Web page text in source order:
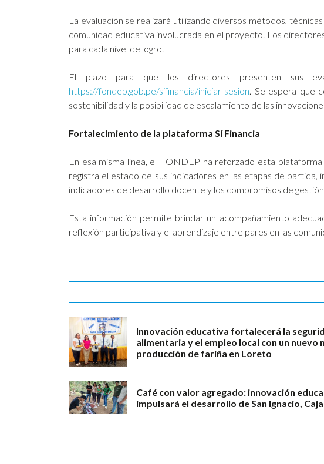
La evaluación se realizará utilizando diversos métodos,
comunidad educativa involucrada en el proyecto. Los
para cada nivel de logro.
El plazo para que los directores presenten sus
https://fondep.gob.pe/sifinancia/iniciar-sesion. Se espera que
sostenibilidad y la posibilidad de escalamiento de las
Fortalecimiento de la plataforma Sí Financia
En esa misma línea, el FONDEP ha reforzado esta
registra el estado de sus indicadores en las etapas de
indicadores de desarrollo docente y los compromisos de
Esta información permite brindar un acompañamiento
reflexión participativa y el aprendizaje entre pares en las
Innovación educativa fortalecerá la
alimentaria y el empleo local con un nuevo
producción de fariña en Loreto
Café con valor agregado: innovación
impulsará el desarrollo de San Ignacio,